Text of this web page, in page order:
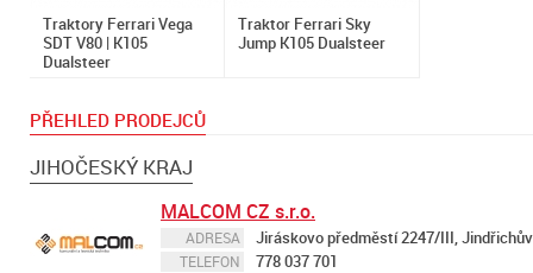
Traktory Ferrari Vega
SDT V80 | K105
Dualsteer
Traktor Ferrari Sky
Jump K105 Dualsteer
PŘEHLED PRODEJCŮ
JIHOČESKÝ KRAJ
MALCOM CZ s.r.o.
ADRESA Jiráskovo předměstí 2247/III,
TELEFON 778 037 701